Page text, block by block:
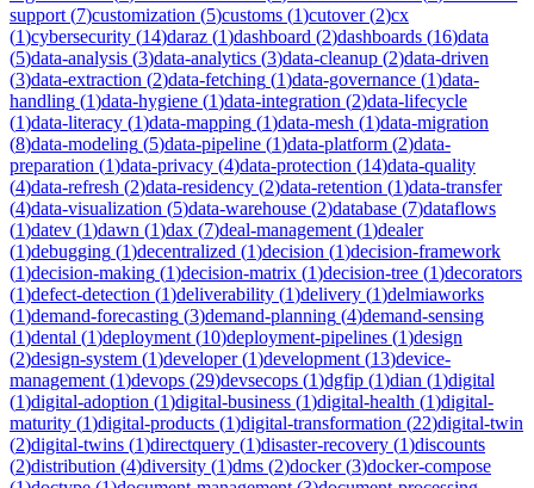
support (7)customization (5)customs (1)cutover(2)cx
(1)cybersecurity (14)daraz (1)dashboard (2)dashboards (16)data
(5)data-analysis (3)data-analytics (3)data-cleanup (2)data-driven
(3)data-extraction (2)data-fetching (1)data-governance (1)data-
handling (1)data-hygiene (1)data-integration (2)data-lifecycle
(1)data-literacy (1)data-mapping (1)data-mesh (1)data-migration
(8)data-modeling (5)data-pipeline (1)data-platform (2)data-
preparation (1)data-privacy (4)data-protection (14)data-quality
(4)data-refresh (2)data-residency (2)data-retention (1)data-transfer
(4)data-visualization (5)data-warehouse (2)database (7)dataflows
(1)datev (1)dawn (1)dax (7)deal-management (1)dealer
(1)debugging (1)decentralized (1)decision (1)decision-framework
(1)decision-making (1)decision-matrix (1)decision-tree (1)decorators
(1)defect-detection (1)deliverability (1)delivery (1)delmiaworks
(1)demand-forecasting (3)demand-planning (4)demand-sensing
(1)dental (1)deployment (10)deployment-pipelines (1)design
(2)design-system (1)developer(1)development (13)device-
management (1)devops (29)devsecops (1)dgfip (1)dian (1)digital
(1)digital-adoption (1)digital-business (1)digital-health (1)digital-
maturity (1)digital-products (1)digital-transformation (22)digital-twin
(2)digital-twins (1)directquery (1)disaster-recovery (1)discounts
(2)distribution (4)diversity (1)dms (2)docker(3)docker-compose